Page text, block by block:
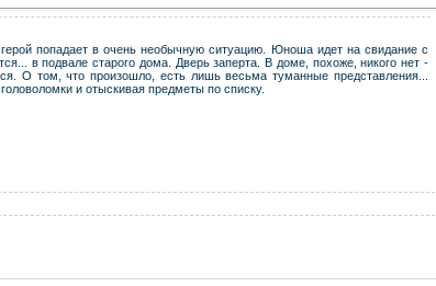
попадает в очень необычную ситуацию. Юноша идет на свидание с
в подвале старого дома. Дверь заперта. В доме, похоже, никого нет -
О том, что произошло, есть лишь весьма туманные представления...
и отыскивая предметы по списку.